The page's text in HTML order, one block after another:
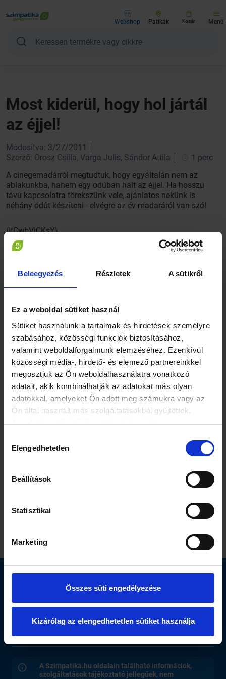
Beleegyezés Részletek A sütikről
Ez a weboldal sütiket használ
Sütiket használunk a tartalmak és hirdetések személyre
szabásához, közösségi funkciók biztosításához,
valamint weboldalforgalmunk elemzéséhez. Ezenkívül
közösségi média-, hirdető- és elemező partnereinkkel
megosztjuk az Ön weboldalhasználatra vonatkozó
adatait, akik kombinálhatják az adatokat más olyan
adatokkal, amelyeket Ön adott meg számukra vagy az
Ön által használt más szolgáltatásokból gyűjtöttek.
Az adatkezelési tájékoztató elérhető itt.
kiválasztása
Elengedhetetlen
Beállítások
Statisztikai
Marketing
Összes süti engedélyezése
Kizárólag az elengedhetetlen sütiket használja
Webshop Patikák Kosár Menü
Most kiderül, hogy hol jártál
az éjjel!
Módosítva: 3/27/2011
Szerző: Orosz Csilla, Varga Julis, Sándor Attila
1 perc
A cinegemadárról megtudtuk, hogy egyáltalán nem az
ablakunkba, hanem egy odúban hált az éjjel. Ha hosszú
távú kapcsolatra törekszünk vele, ajánlatos nekünk is
néhány odút készíteni - elvégre az év madaráról van szó!
{ItCwbVjCKsY}
Kapcsolódó cikkek
3 perc
Mennyire veszélyes a
1 perc
A kálium csökkenti a
4 perc
Oldalak
A Szimpatika.hu oldalain található információk,
szolgáltatások tájékoztató jellegűek, nem